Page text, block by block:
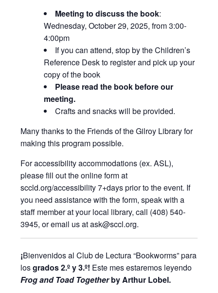
Meeting to discuss the book:
Wednesday, October 29, 2025, from 3:00-
4:00pm
If you can attend, stop by the Children’s
Reference Desk to register and pick up your
copy of the book
Please read the book before our
meeting.
Crafts and snacks will be provided.
Many thanks to the Friends of the Gilroy Library for
making this program possible.
For accessibility accommodations (ex. ASL),
please fill out the online form at
sccld.org/accessibility 7+days prior to the event. If
you need assistance with the form, speak with a
staff member at your local library, call (408) 540-
3945, or email us at ask@sccl.org.
¡Bienvenidos al Club de Lectura “Bookworms” para
losgrados 2.º y 3.º! Este mes estaremos leyendo
Frog and Toad Togetherby Arthur Lobel.